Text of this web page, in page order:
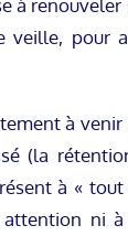
à renouveler
veille, pour
à
(la
à « tout
ni à